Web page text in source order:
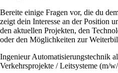
Bereite einige Fragen vor, die du
zeigt dein Interesse an der Position
den aktuellen Projekten, den
oder den Möglichkeiten zur
Ingenieur Automatisierungstechnik
Verkehrsprojekte / Leitsysteme (m/